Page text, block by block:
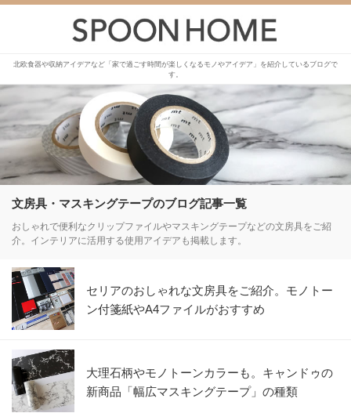
北欧食器や収納アイデアなど「家で過ごす時間が楽しくなるモノやアイデア」を紹介しているブログで
す。
文房具・マスキングテープのブログ記事一覧
おしゃれで便利なクリップファイルやマスキングテープなどの文房具をご紹
介。インテリアに活用する使用アイデアも掲載します。
セリアのおしゃれな文房具をご紹介。モノトー
ン付箋紙やA4ファイルがおすすめ
大理石柄やモノトーンカラーも。キャンドゥの
新商品「幅広マスキングテープ」の種類